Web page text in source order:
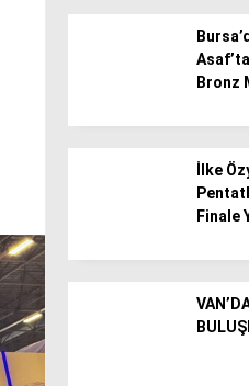
Bronz
İlke
Finale